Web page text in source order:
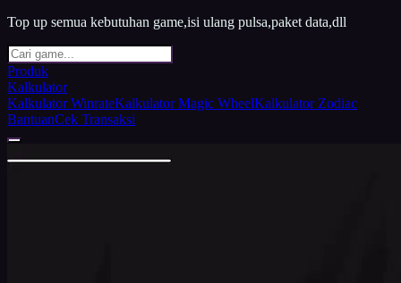
Top up semua kebutuhan game,isi ulang pulsa,paket data,dll
Produk
Kalkulator
Kalkulator WinrateKalkulator Magic WheelKalkulator Zodiac
BantuanCek Transaksi